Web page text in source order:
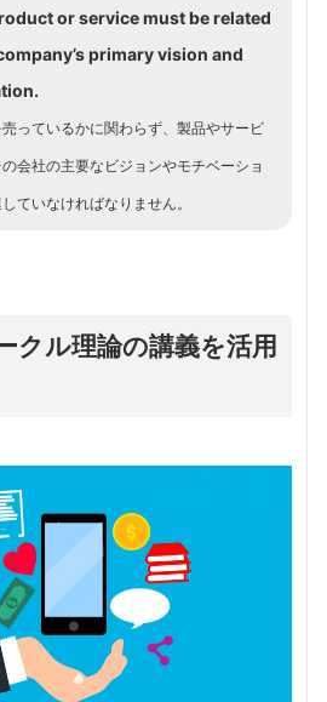
or service must be related
primary vision and
っているかに関わらず、製品やサービ
会社の主要なビジョンやモチベーショ
ていなければなりません。
クル理論の講義を活用